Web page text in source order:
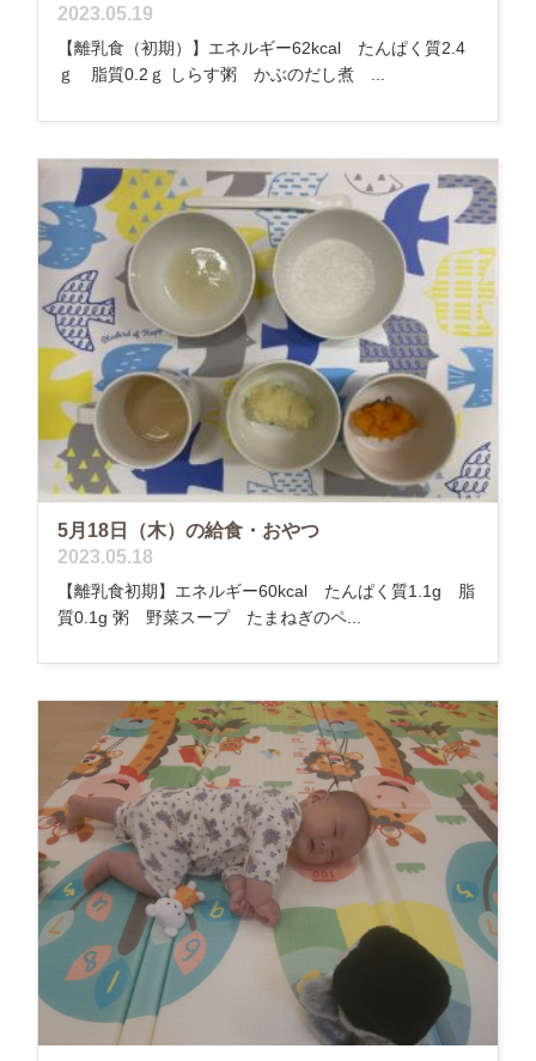
2023.05.19
【離乳食（初期）】エネルギー62kcal たんぱく質2.4
ｇ 脂質0.2ｇ しらす粥 かぶのだし煮 ...
5月18日（木）の給食・おやつ
2023.05.18
【離乳食初期】エネルギー60kcal たんぱく質1.1g 脂
質0.1g 粥 野菜スープ たまねぎのペ...